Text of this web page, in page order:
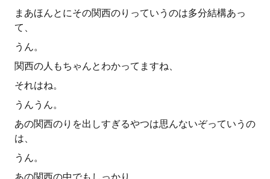
まあほんとにその関西のりっていうのは多分結構あっ
て、
うん。
関西の人もちゃんとわかってますね、
それはね。
うんうん。
あの関西のりを出しすぎるやつは思んないぞっていうの
は、
うん。